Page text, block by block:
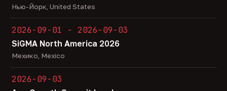
Нью-Йорк, United States
2026-09-01 - 2026-09-03
SiGMA North America 2026
Мехико, Mexico
2026-09-03